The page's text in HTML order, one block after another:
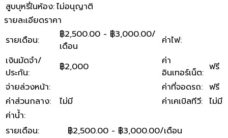
สูบบุหรี่ในห้อง:ไม่อนุญาติ
รายละเอียดราคา
รายเดือน:
฿2,500.00 - ฿3,000.00/
เดือน
ค่าไฟ:
เงินมัดจำ/
ประกัน: ฿2,000
ค่า
อินเทอร์เน็ต: ฟรี
จ่ายล่วงหน้า: ค่าที่จอดรถ: ฟรี
ค่าส่วนกลาง: ไม่มี ค่าเคเบิลทีวี: ไม่มี
ค่าน้ำ:
รายเดือน:
฿2,500.00 - ฿3,000.00/เดือน